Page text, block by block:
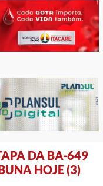
DA BA-649
HOJE (3)